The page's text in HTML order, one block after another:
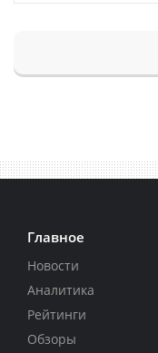
Главное
Новости
Аналитика
Рейтинги
Обзоры